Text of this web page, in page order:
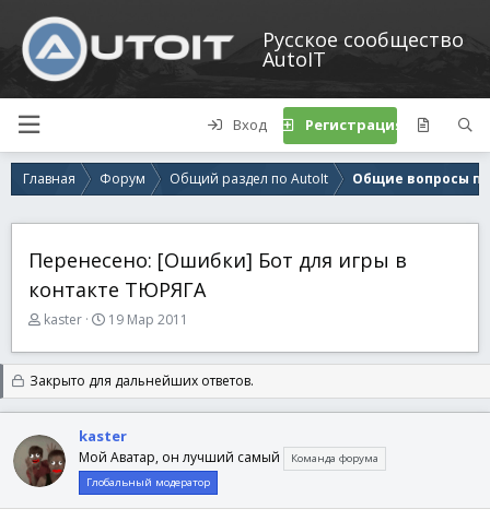
Русское сообщество
AutoIT
Вход Регистрация
Главная Форум Общий раздел по AutoIt Общие вопросы
Перенесено: [Ошибки] Бот для игры в
контакте ТЮРЯГА
А
т
о
р
т
е
м
ы
kaster
Д
т
а
н
а
ч
а
л
а
19 Мар 2011
Закрыто для дальнейших ответов.
kaster
Мой Аватар, он лучший самый
Команда форума
Глобальный модератор